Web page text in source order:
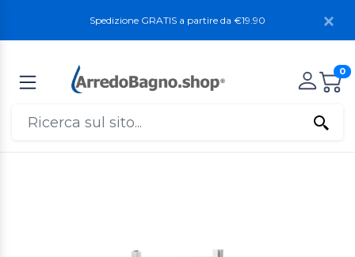
Spedizione GRATIS a partire da €19.90
0